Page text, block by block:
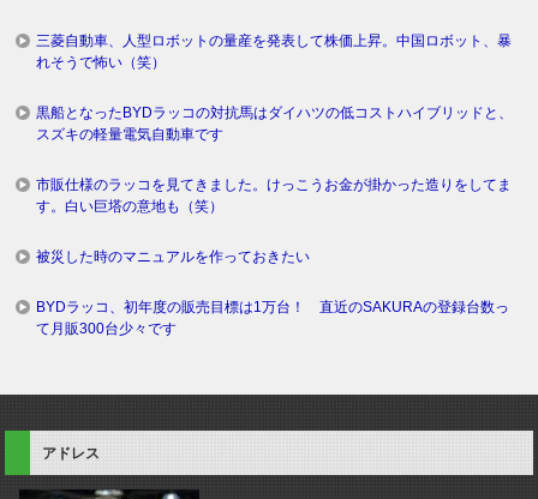
三菱自動車、人型ロボットの量産を発表して株価上昇。中国ロボット、暴
れそうで怖い（笑）
黒船となったBYDラッコの対抗馬はダイハツの低コストハイブリッドと、
スズキの軽量電気自動車です
市販仕様のラッコを見てきました。けっこうお金が掛かった造りをしてま
す。白い巨塔の意地も（笑）
被災した時のマニュアルを作っておきたい
BYDラッコ、初年度の販売目標は1万台！ 直近のSAKURAの登録台数っ
て月販300台少々です
アドレス